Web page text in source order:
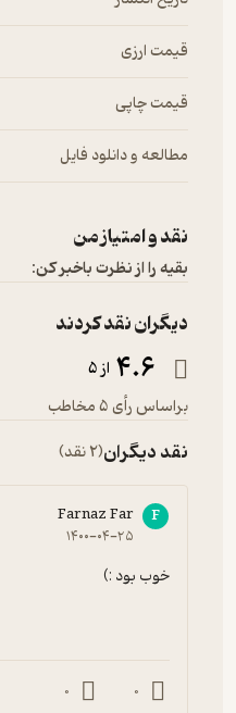
قیمت ارزی
قیمت چاپی
مطالعه و دانلود فایل
نقد و امتیاز من
بقیه را از نظرت باخبر کن:
دیگران نقد کردند
4.6 از 5
براساس رأی 5 مخاطب
نقد دیگران(2 نقد)
F
Farnaz Far
۱۴۰۰-۰۴-۲۵
خوب بود :)
0
0